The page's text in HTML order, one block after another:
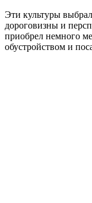
Эти культуры
дороговизны и
приобрел немного
обустройством и